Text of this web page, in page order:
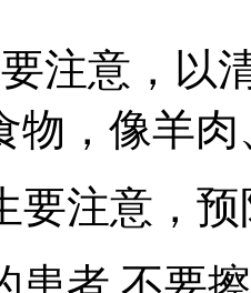
注意，以
物，像羊
要注意，